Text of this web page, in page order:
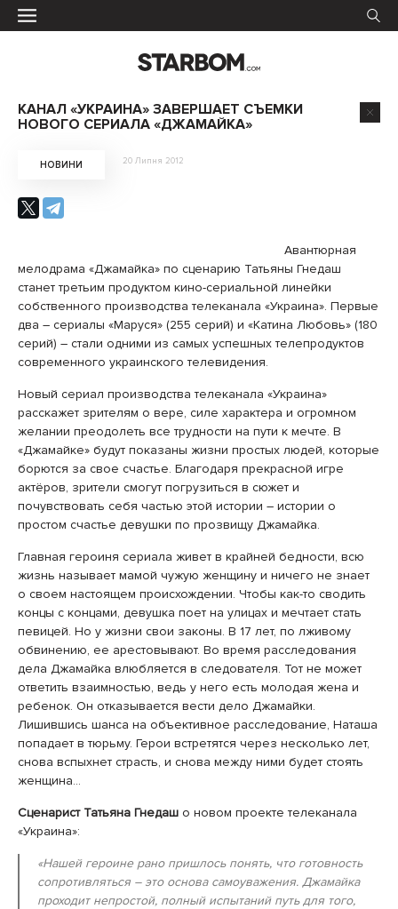
КАНАЛ «УКРАИНА» ЗАВЕРШАЕТ СЪЕМКИ
НОВОГО СЕРИАЛА «ДЖАМАЙКА»
НОВИНИ 20 Липня 2012
Авантюрная
мелодрама «Джамайка» по сценарию Татьяны Гнедаш
станет третьим продуктом кино-сериальной линейки
собственного производства телеканала «Украина». Первые
два – сериалы «Маруся» (255 серий) и «Катина Любовь» (180
серий) – стали одними из самых успешных телепродуктов
современного украинского телевидения.
Новый сериал производства телеканала «Украина»
расскажет зрителям о вере, силе характера и огромном
желании преодолеть все трудности на пути к мечте. В
«Джамайке» будут показаны жизни простых людей, которые
борются за свое счастье. Благодаря прекрасной игре
актёров, зрители смогут погрузиться в сюжет и
почувствовать себя частью этой истории – истории о
простом счастье девушки по прозвищу Джамайка.
Главная героиня сериала живет в крайней бедности, всю
жизнь называет мамой чужую женщину и ничего не знает
о своем настоящем происхождении. Чтобы как-то сводить
концы с концами, девушка поет на улицах и мечтает стать
певицей. Но у жизни свои законы. В 17 лет, по лживому
обвинению, ее арестовывают. Во время расследования
дела Джамайка влюбляется в следователя. Тот не может
ответить взаимностью, ведь у него есть молодая жена и
ребенок. Он отказывается вести дело Джамайки.
Лишившись шанса на объективное расследование, Наташа
попадает в тюрьму. Герои встретятся через несколько лет,
снова вспыхнет страсть, и снова между ними будет стоять
женщина…
Сценарист Татьяна Гнедаш о новом проекте телеканала
«Украина»:
«Нашей героине рано пришлось понять, что готовность
сопротивляться – это основа самоуважения. Джамайка
проходит непростой, полный испытаний путь для того,